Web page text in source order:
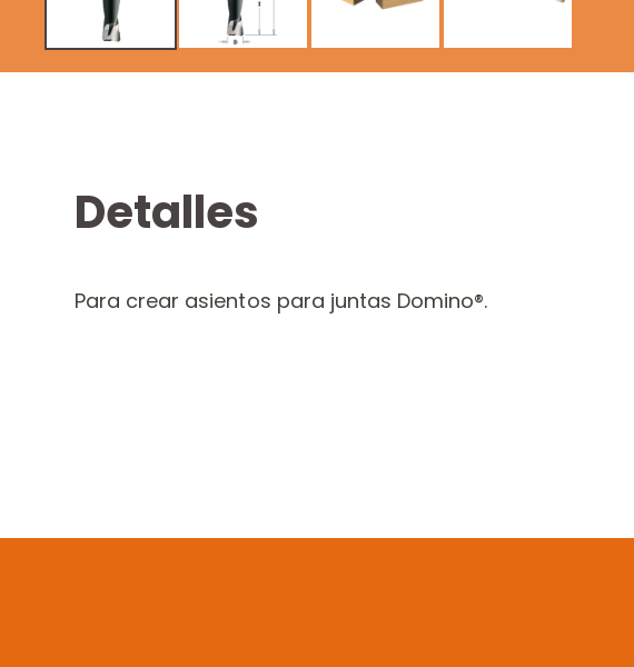
Detalles
Para crear asientos para juntas Domino®.